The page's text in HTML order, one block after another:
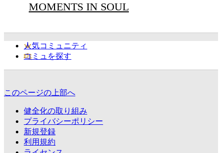
MOMENTS IN SOUL
人気コミュニティ
コミュを探す
このページの上部へ
健全化の取り組み
プライバシーポリシー
新規登録
利用規約